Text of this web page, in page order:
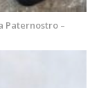
Paternostro –